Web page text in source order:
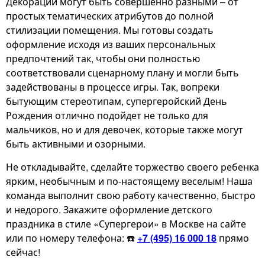
простых тематических атрибутов до полной
стилизации помещения. Мы готовы создать
оформление исходя из ваших персональных
предпочтений так, чтобы они полностью
соответствовали сценарному плану и могли быть
задействованы в процессе игры. Так, вопреки
бытующим стереотипам, супергеройский День
Рождения отлично подойдет не только для
мальчиков, но и для девочек, которые также могут
быть активными и озорными.
Не откладывайте, сделайте торжество своего ребенка
ярким, необычным и по-настоящему веселым! Наша
команда выполнит свою работу качественно, быстро
и недорого. Закажите оформление детского
праздника в стиле «Супергерои» в Москве на сайте
или по номеру телефона: ☎️ +7 (495) 16 000 18 прямо
сейчас!